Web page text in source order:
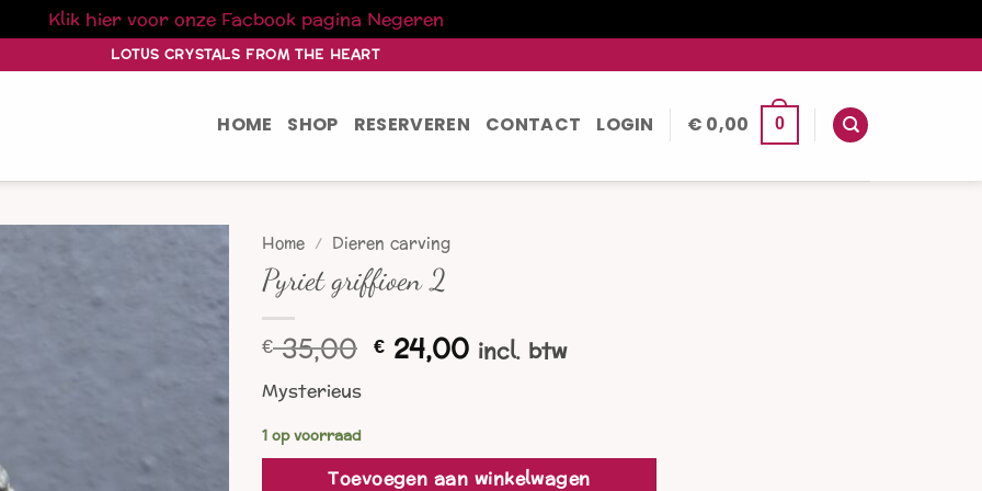
Klik hier voor onze Facbook pagina Negeren
LOTUS CRYSTALS FROM THE HEART
HOME SHOP RESERVEREN CONTACT LOGIN € 0,00 0
Home / Dieren carving
Pyriet griffioen 2
€35,00 Oorspronkelijke
prijs
€ 24,00Huidige
prijs
incl. btw
Mysterieus
1 op voorraad
Toevoegen aan winkelwagen